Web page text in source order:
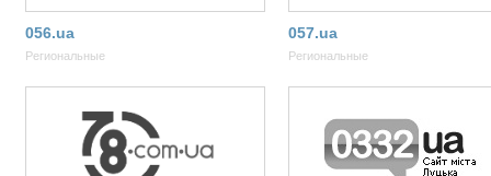
056.ua
Региональные
057.ua
Региональные